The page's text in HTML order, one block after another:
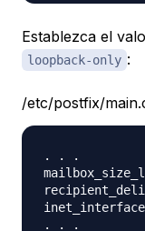
Establezca el
loopback-only :
/etc/postfix/
. . .